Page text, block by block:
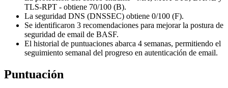
TLS-RPT - obtiene 70/100 (B).
La seguridad DNS (DNSSEC) obtiene 0/100 (F).
Se identificaron 3 recomendaciones para mejorar la postura de
seguridad de email de BASF.
El historial de puntuaciones abarca 4 semanas, permitiendo el
seguimiento semanal del progreso en autenticación de email.
Puntuación